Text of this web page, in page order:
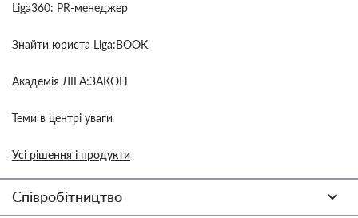
Liga360: PR-менеджер
Знайти юриста Liga:BOOK
Академія ЛІГА:ЗАКОН
Теми в центрі уваги
Усі рішення і продукти
Співробітництво